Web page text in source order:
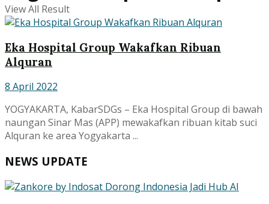
View All Result
Eka Hospital Group Wakafkan Ribuan
Alquran
8 April 2022
YOGYAKARTA, KabarSDGs – Eka Hospital Group di bawah
naungan Sinar Mas (APP) mewakafkan ribuan kitab suci
Alquran ke area Yogyakarta ...
NEWS UPDATE